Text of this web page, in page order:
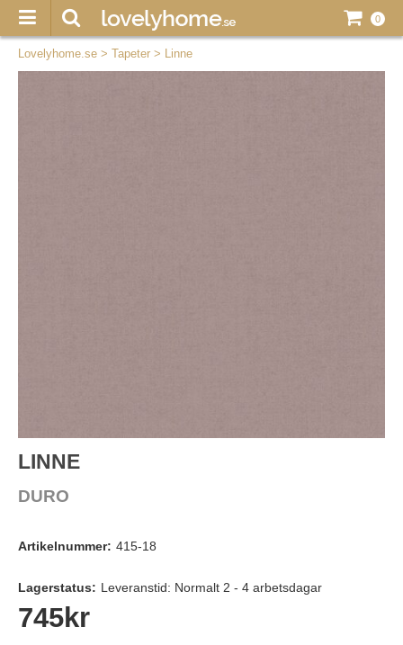
0
Lovelyhome.se > Tapeter > Linne
LINNE
DURO
Artikelnummer: 415-18
Lagerstatus: Leveranstid: Normalt 2 - 4 arbetsdagar
745kr